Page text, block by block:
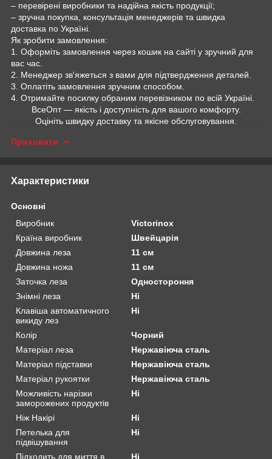
– перевірені виробники та надійна якість продукції;
– зручна покупка, консультація менеджерів та швидка
доставка по Україні.
Як зробити замовлення:
1. Оформіть замовлення через кошик на сайті у зручний для
вас час.
2. Менеджер зв'яжеться з вами для підтвердження деталей.
3. Оплатіть замовлення зручним способом.
4. Отримайте посилку обраним перевізником по всій Україні.
ВсеОпт — якість і доступність для вашого комфорту.
Оцініть швидку доставку та якісне обслуговування.
Приховати
Характеристики
Основні
Виробник
Victorinox
Країна виробник
Швейцарія
Довжина леза
11 см
Довжина ножа
11 см
Заточка леза
Одностороння
Знімні леза
Ні
Клавіша автоматичного
викиду лез
Ні
Колір
Чорний
Матеріал леза
Нержавіюча сталь
Матеріал підставки
Нержавіюча сталь
Матеріал рукоятки
Нержавіюча сталь
Можливість нарізки
заморожених продуктів
Ні
Ніж Накірі
Ні
Петелька для
підвішування
Ні
Підходить для миття в Ні